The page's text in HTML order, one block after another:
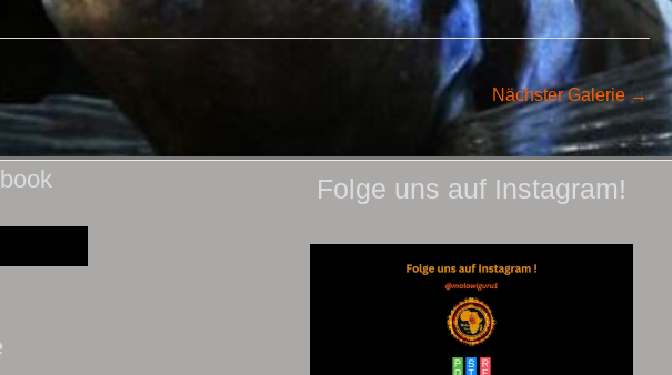
Nächster Galerie →
Folge uns auf Instagram!